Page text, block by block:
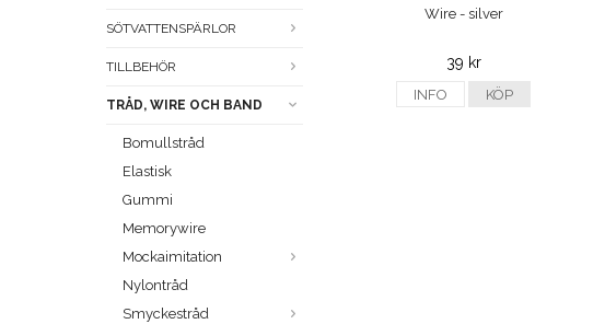
SÖTVATTENSPÄRLOR
TILLBEHÖR
TRÅD, WIRE OCH BAND
Bomullstråd
Elastisk
Gummi
Memorywire
Mockaimitation
Nylontråd
Smyckestråd
Wire - silver
39 kr
INFO KÖP